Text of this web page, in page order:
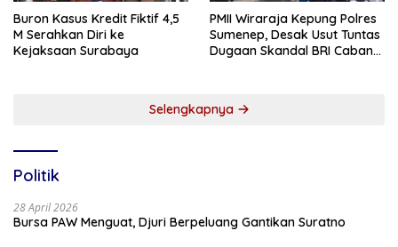
Buron Kasus Kredit Fiktif 4,5
M Serahkan Diri ke
Kejaksaan Surabaya
PMII Wiraraja Kepung Polres
Sumenep, Desak Usut Tuntas
Dugaan Skandal BRI Cabang
Selengkapnya
Politik
28 April 2026
Bursa PAW Menguat, Djuri Berpeluang Gantikan Suratno